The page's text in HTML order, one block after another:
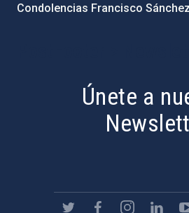
Condolencias Francisco Sánchez
Únete a